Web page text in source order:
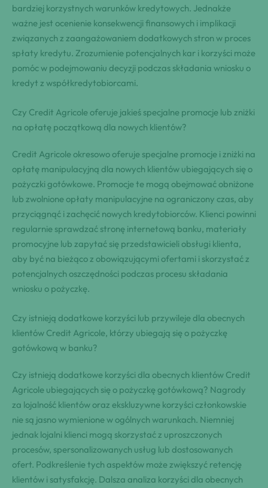
bardziej korzystnych warunków kredytowych. Jednakże
ważne jest ocenienie konsekwencji finansowych i implikacji
związanych z zaangażowaniem dodatkowych stron w proces
spłaty kredytu. Zrozumienie potencjalnych kar i korzyści może
pomóc w podejmowaniu decyzji podczas składania wniosku o
kredyt z współkredytobiorcami.
Czy Credit Agricole oferuje jakieś specjalne promocje lub zniżki
na opłatę początkową dla nowych klientów?
Credit Agricole okresowo oferuje specjalne promocje i zniżki na
opłatę manipulacyjną dla nowych klientów ubiegających się o
pożyczki gotówkowe. Promocje te mogą obejmować obniżone
lub zwolnione opłaty manipulacyjne na ograniczony czas, aby
przyciągnąć i zachęcić nowych kredytobiorców. Klienci powinni
regularnie sprawdzać stronę internetową banku, materiały
promocyjne lub zapytać się przedstawicieli obsługi klienta,
aby być na bieżąco z obowiązującymi ofertami i skorzystać z
potencjalnych oszczędności podczas procesu składania
wniosku o pożyczkę.
Czy istnieją dodatkowe korzyści lub przywileje dla obecnych
klientów Credit Agricole, którzy ubiegają się o pożyczkę
gotówkową w banku?
Czy istnieją dodatkowe korzyści dla obecnych klientów Credit
Agricole ubiegających się o pożyczkę gotówkową? Nagrody
za lojalność klientów oraz ekskluzywne korzyści członkowskie
nie są jasno wymienione w ogólnych warunkach. Niemniej
jednak lojalni klienci mogą skorzystać z uproszczonych
procesów, spersonalizowanych usług lub dostosowanych
ofert. Podkreślenie tych aspektów może zwiększyć retencję
klientów i satysfakcję. Dalsza analiza korzyści dla obecnych